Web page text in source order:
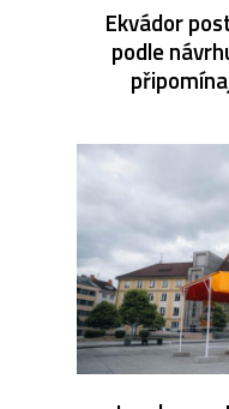
Ekvádor
podle